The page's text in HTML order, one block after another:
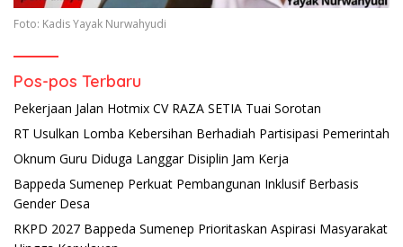
Foto: Kadis Yayak Nurwahyudi
Pos-pos Terbaru
Pekerjaan Jalan Hotmix CV RAZA SETIA Tuai Sorotan
RT Usulkan Lomba Kebersihan Berhadiah Partisipasi Pemerintah
Oknum Guru Diduga Langgar Disiplin Jam Kerja
Bappeda Sumenep Perkuat Pembangunan Inklusif Berbasis
Gender Desa
RKPD 2027 Bappeda Sumenep Prioritaskan Aspirasi Masyarakat